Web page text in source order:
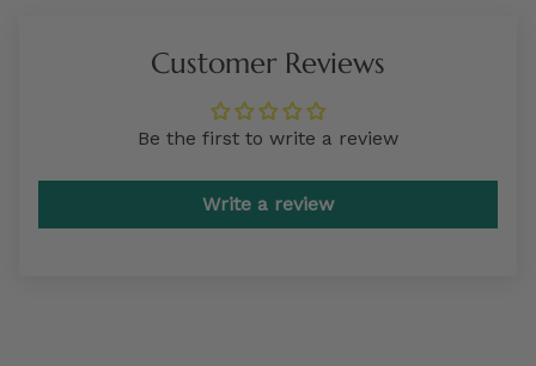
Customer Reviews
Be the first to write a review
Write a review